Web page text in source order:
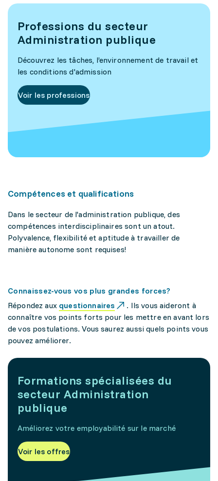
Professions du secteur
Administration publique
Découvrez les tâches, l’environnement de travail et
les conditions d'admission
Voir les professions
Compétences et qualifications
Dans le secteur de l'administration publique, des
compétences interdisciplinaires sont un atout.
Polyvalence, flexibilité et aptitude à travailler de
manière autonome sont requises!
Connaissez-vous vos plus grandes forces?
Répondez aux questionnaires
. Ils vous aideront à
connaître vos points forts pour les mettre en avant lors
de vos postulations. Vous saurez aussi quels points vous
pouvez améliorer.
Formations spécialisées du
secteur Administration
publique
Améliorez votre employabilité sur le marché
Voir les offres